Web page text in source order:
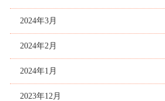
2024年3月
2024年2月
2024年1月
2023年12月